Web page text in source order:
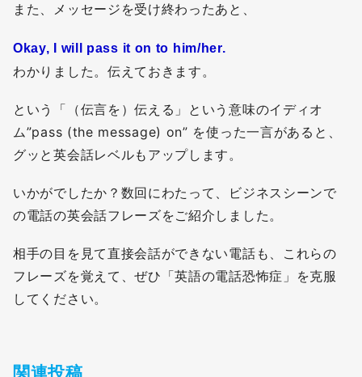
また、メッセージを受け終わったあと、
Okay, I will pass it on to him/her.
わかりました。伝えておきます。
という「（伝言を）伝える」という意味のイディオ
ム”pass (the message) on” を使った一言があると、
グッと英会話レベルもアップします。
いかがでしたか？数回にわたって、ビジネスシーンで
の電話の英会話フレーズをご紹介しました。
相手の目を見て直接会話ができない電話も、これらの
フレーズを覚えて、ぜひ「英語の電話恐怖症」を克服
してください。
関連投稿